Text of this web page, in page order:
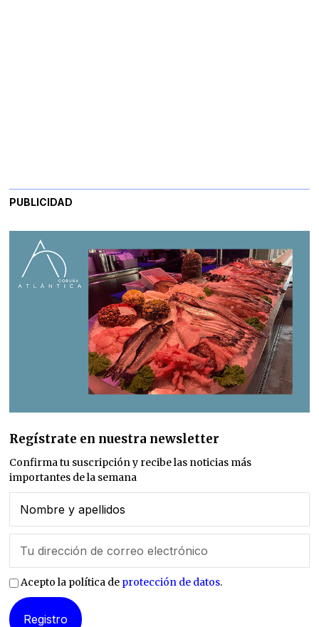
PUBLICIDAD
Regístrate en nuestra newsletter
Confirma tu suscripción y recibe las noticias más
importantes de la semana
Acepto la política de protección de datos.